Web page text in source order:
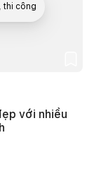
với nhiều
thi công